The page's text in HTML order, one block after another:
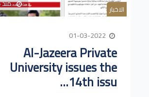
الاخبار منذ 4 سنوات
Al-Jazeera Private
University issues the
14th issu...